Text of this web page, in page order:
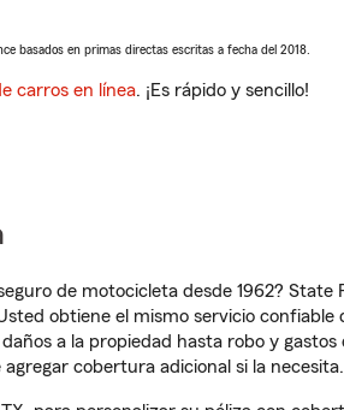
basados en primas directas escritas a fecha del 2018.
carros en línea. ¡Es rápido y sencillo!
de motocicleta desde 1962?
obtiene el mismo servicio confiable
a la propiedad hasta robo y
cobertura adicional si la necesita.